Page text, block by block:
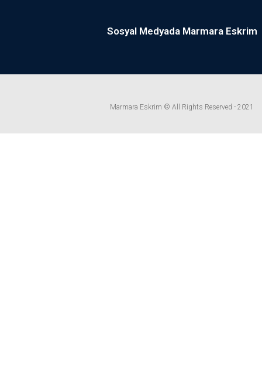
Sosyal Medyada Marmara Eskrim
Marmara Eskrim © All Rights Reserved - 2021